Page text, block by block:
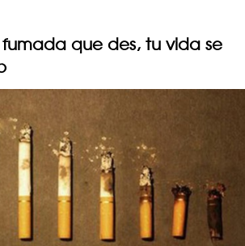
que des, tu vida se